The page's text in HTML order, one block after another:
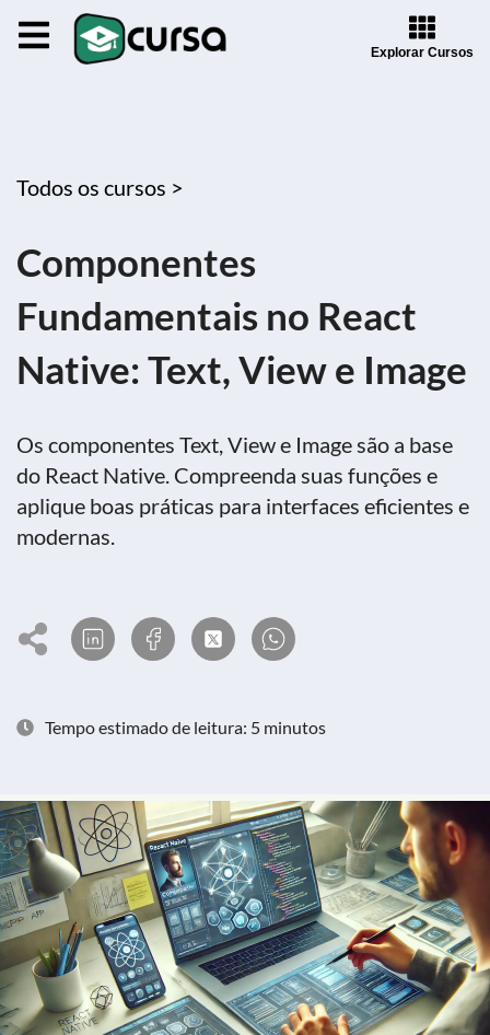
Explorar Cursos
Todos os cursos >
Componentes
Fundamentais no React
Native: Text, View e Image
Os componentes Text, View e Image são a base
do React Native. Compreenda suas funções e
aplique boas práticas para interfaces eficientes e
modernas. ​​
Tempo estimado de leitura: 5 minutos